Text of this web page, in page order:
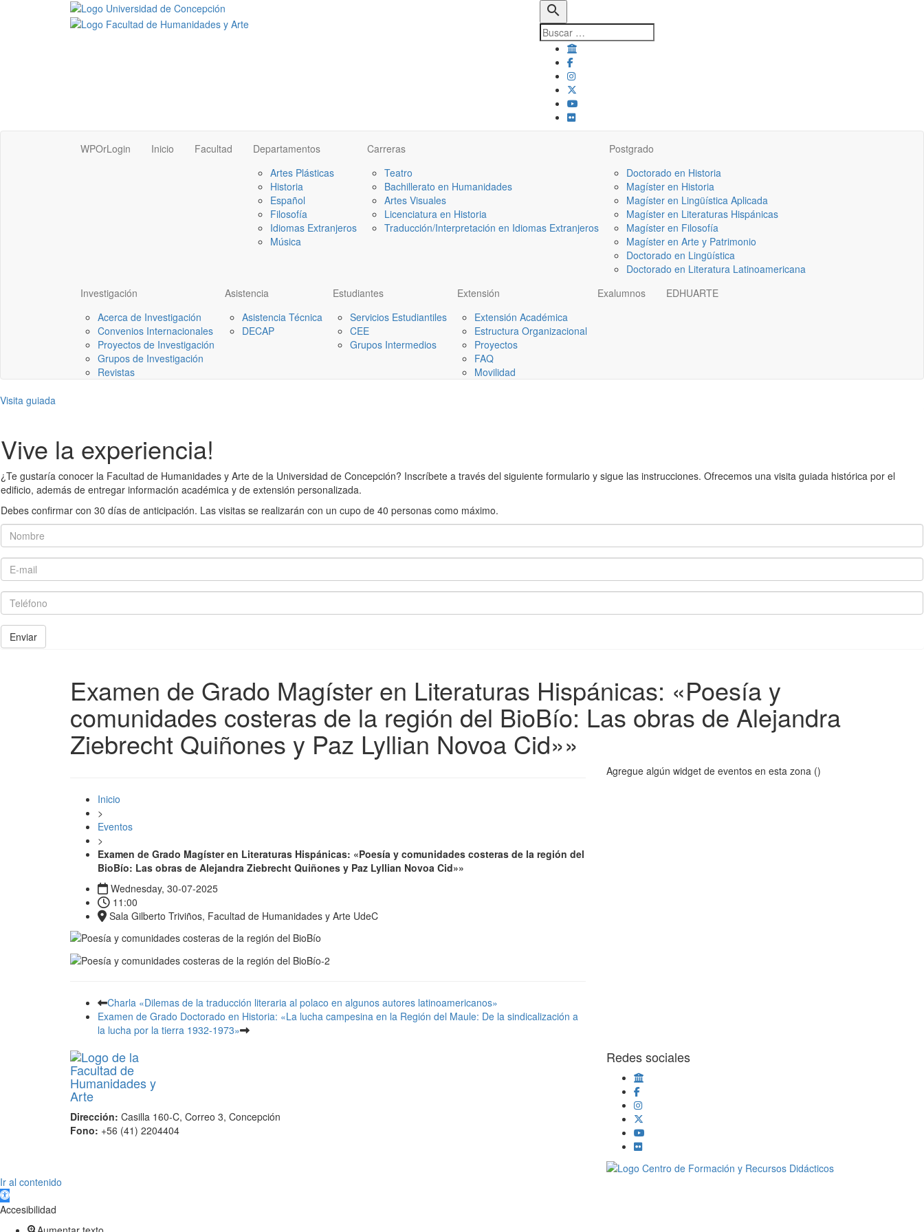
search
WPOrLogin Inicio Facultad
Departamentos
Artes Plásticas
Historia
Español
Filosofía
Idiomas Extranjeros
Música
Carreras
Teatro
Bachillerato en Humanidades
Artes Visuales
Licenciatura en Historia
Traducción/Interpretación en Idiomas Extranjeros
Postgrado
Doctorado en Historia
Magíster en Historia
Magíster en Lingüística Aplicada
Magíster en Literaturas Hispánicas
Magíster en Filosofía
Magíster en Arte y Patrimonio
Doctorado en Lingüística
Doctorado en Literatura Latinoamericana
Investigación
Acerca de Investigación
Convenios Internacionales
Proyectos de Investigación
Grupos de Investigación
Revistas
Asistencia
Asistencia Técnica
DECAP
Estudiantes
Servicios Estudiantiles
CEE
Grupos Intermedios
Extensión
Extensión Académica
Estructura Organizacional
Proyectos
FAQ
Movilidad
Exalumnos EDHUARTE
Visita guiada
Vive la experiencia!
¿Te gustaría conocer la Facultad de Humanidades y Arte de la Universidad de Concepción? Inscríbete a través del siguiente formulario y sigue las instrucciones. Ofrecemos una visita guiada histórica por el
edificio, además de entregar información académica y de extensión personalizada.
Debes confirmar con 30 días de anticipación. Las visitas se realizarán con un cupo de 40 personas como máximo.
Nombre
E-mail
Teléfono
Enviar
Examen de Grado Magíster en Literaturas Hispánicas: «Poesía y
comunidades costeras de la región del BioBío: Las obras de Alejandra
Ziebrecht Quiñones y Paz Lyllian Novoa Cid»»
Inicio
>
Eventos
>
Examen de Grado Magíster en Literaturas Hispánicas: «Poesía y comunidades costeras de la región del
BioBío: Las obras de Alejandra Ziebrecht Quiñones y Paz Lyllian Novoa Cid»»
Wednesday, 30-07-2025
11:00
Sala Gilberto Triviños, Facultad de Humanidades y Arte UdeC
Charla «Dilemas de la traducción literaria al polaco en algunos autores latinoamericanos»
Examen de Grado Doctorado en Historia: «La lucha campesina en la Región del Maule: De la sindicalización a
la lucha por la tierra 1932-1973»
Agregue algún widget de eventos en esta zona ()
Dirección: Casilla 160-C, Correo 3, Concepción
Fono: +56 (41) 2204404
Redes sociales
Scroll
Up
Ir al contenido
Abrir barra de herramientas
Accesibilidad